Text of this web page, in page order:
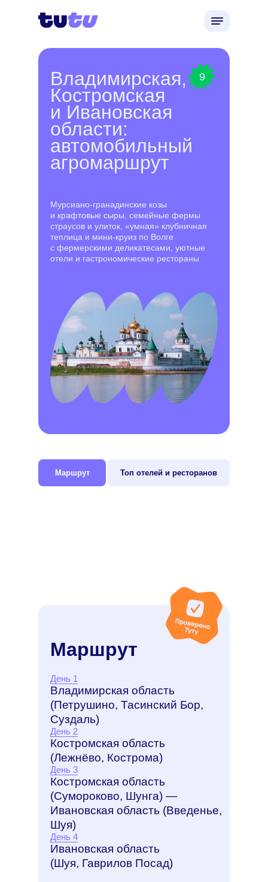
Мурсиано-гранадинские козы
и крафтовые сыры, семейные фермы
страусов и улиток, «умная» клубничная
теплица и мини-круиз по Волге
с фермерскими деликатесами, уютные
отели и гастрономические рестораны
Владимирская,
Костромская
и Ивановская
области:
автомобильный
агромаршрут
9
Маршрут Топ отелей и ресторанов
День 1
Владимирская область
(Петрушино, Тасинский Бор,
Суздаль)
День 2
Костромская область
(Лежнёво, Кострома)
День 3
Костромская область
(Сумороково, Шунга) —
Ивановская область (Введенье,
Шуя)
День 4
Ивановская область
(Шуя, Гаврилов Посад)
Маршрут